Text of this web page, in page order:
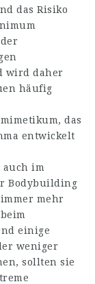
das Risiko
wird daher
häufig
das
entwickelt
auch im
Bodybuilding
mehr
einige
weniger
sollten sie